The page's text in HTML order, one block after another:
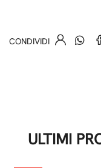
CONDIVIDI
ULTIMI